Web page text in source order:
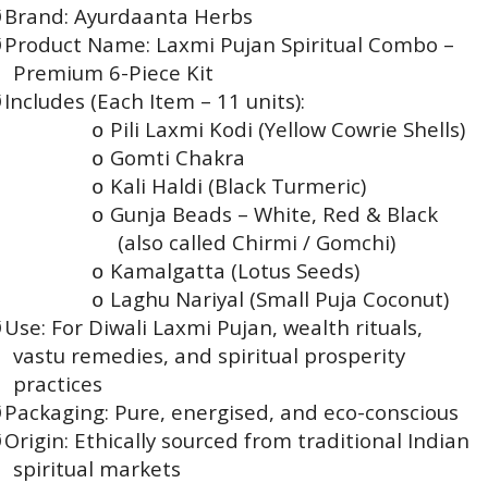
Brand: Ayurdaanta Herbs
Product Name: Laxmi Pujan Spiritual Combo –
Premium 6-Piece Kit
Includes (Each Item – 11 units):
o Pili Laxmi Kodi (Yellow Cowrie Shells)
o Gomti Chakra
o Kali Haldi (Black Turmeric)
o Gunja Beads – White, Red & Black
(also called Chirmi / Gomchi)
o Kamalgatta (Lotus Seeds)
o Laghu Nariyal (Small Puja Coconut)
Use: For Diwali Laxmi Pujan, wealth rituals,
vastu remedies, and spiritual prosperity
practices
Packaging: Pure, energised, and eco-conscious
Origin: Ethically sourced from traditional Indian
spiritual markets